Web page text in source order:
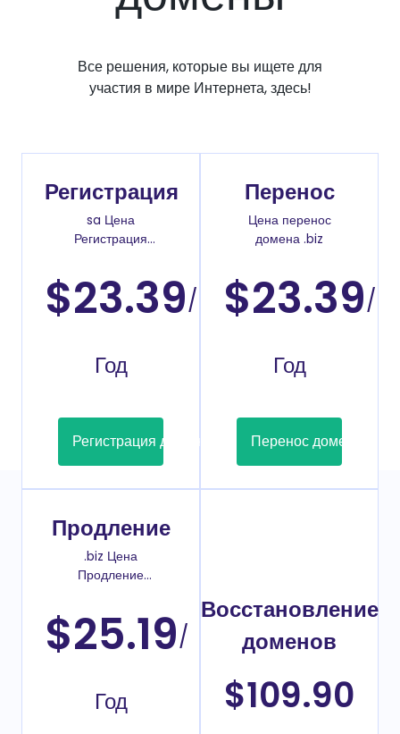
Все решения, которые вы ищете для
участия в мире Интернета, здесь!
Регистрация
sa Цена
Регистрация
$23.39/
Год
Регистрация домена
Перенос
Цена перенос
домена .biz
$23.39/
Год
Перенос домена
Продление
.biz Цена
Продление
$25.19/
Год
Восстановление
доменов
$109.90